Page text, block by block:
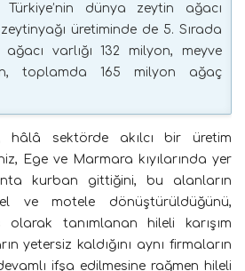
Türkiye’nin dünya zeytin ağacı
zeytinyağı üretiminde de 5. Sırada
varlığı 132 milyon, meyve
toplamda 165 milyon ağaç
hâlâ sektörde akılcı bir üretim
Ege ve Marmara kıyılarında yer
kurban gittiğini, bu alanların
ve motele dönüştürüldüğünü,
olarak tanımlanan hileli karışım
yetersiz kaldığını aynı firmaların
ifşa edilmesine rağmen hileli